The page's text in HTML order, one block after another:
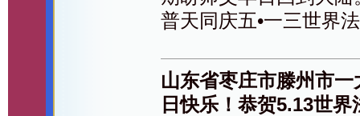
普天同庆五•一三世界
山东省枣庄市滕州市
日快乐！恭贺5.13世